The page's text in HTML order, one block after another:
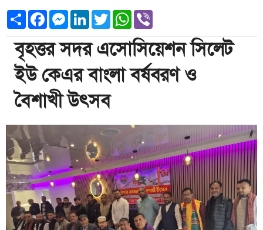
ShareFacebookMessenger
LinkedInTwitterWhatsApp
বৃহত্তর সদর এসোসিয়েশন সিলেট
ইউ কেএর বাংলা বর্ষবরণ ও
বৈশাখী উৎসব